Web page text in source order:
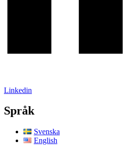
Linkedin
Språk
Svenska
English